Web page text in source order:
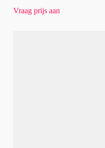
Vraag prijs aan